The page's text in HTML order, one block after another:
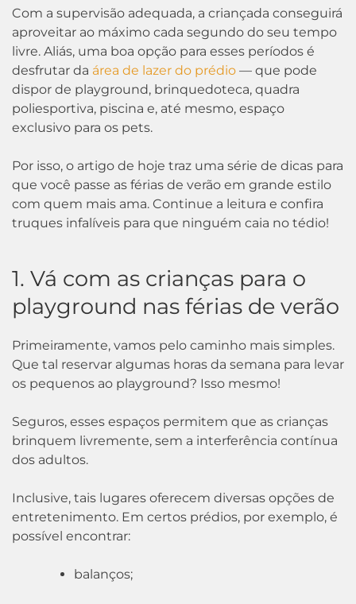
Com a supervisão adequada, a criançada conseguirá
aproveitar ao máximo cada segundo do seu tempo
livre. Aliás, uma boa opção para esses períodos é
desfrutar da área de lazer do prédio — que pode
dispor de playground, brinquedoteca, quadra
poliesportiva, piscina e, até mesmo, espaço
exclusivo para os pets.
Por isso, o artigo de hoje traz uma série de dicas para
que você passe as férias de verão em grande estilo
com quem mais ama. Continue a leitura e confira
truques infalíveis para que ninguém caia no tédio!
1. Vá com as crianças para o
playground nas férias de verão
Primeiramente, vamos pelo caminho mais simples.
Que tal reservar algumas horas da semana para levar
os pequenos ao playground? Isso mesmo!
Seguros, esses espaços permitem que as crianças
brinquem livremente, sem a interferência contínua
dos adultos.
Inclusive, tais lugares oferecem diversas opções de
entretenimento. Em certos prédios, por exemplo, é
possível encontrar:
balanços;